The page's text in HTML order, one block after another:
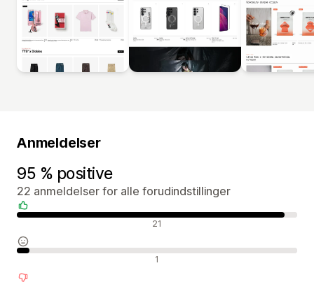
Anmeldelser
95 % positive
22 anmeldelser for alle forudindstillinger
Positive anmeldelser 21
Neutrale anmeldelser 1